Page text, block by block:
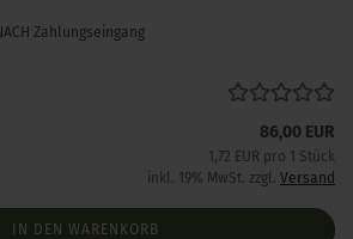
Zahlungseingang
86,00 EUR
1,72 EUR pro 1 Stück
inkl. 19% MwSt. zzgl. Versand
IN DEN WARENKORB